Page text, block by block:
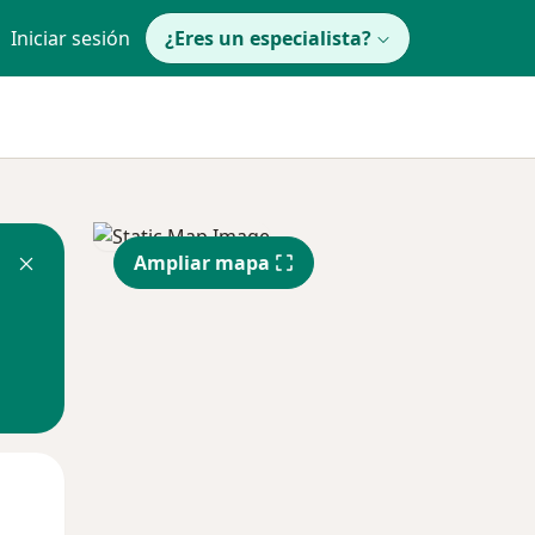
Iniciar sesión ¿Eres un especialista?
Ampliar mapa